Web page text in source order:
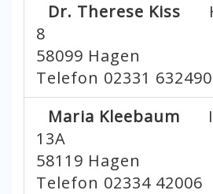
Dr. Therese Kiss
8
58099 Hagen
Telefon 02331 632490
Maria Kleebaum
13A
58119 Hagen
Telefon 02334 42006